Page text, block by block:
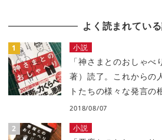
よく読まれてい
小説
「神さまとのおしゃべ
著）読了。これからの
トたちの様々な発言の
2018/08/07
小説